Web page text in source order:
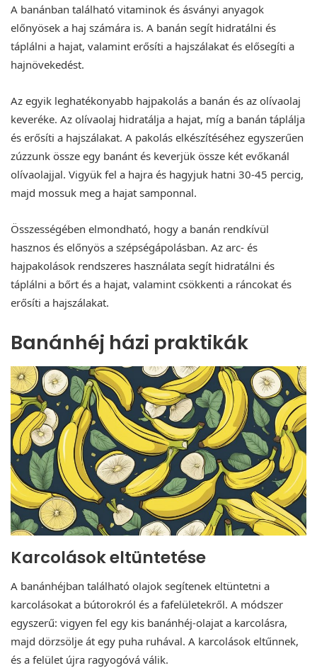
A banánban található vitaminok és ásványi anyagok
előnyösek a haj számára is. A banán segít hidratálni és
táplálni a hajat, valamint erősíti a hajszálakat és elősegíti a
hajnövekedést.
Az egyik leghatékonyabb hajpakolás a banán és az olívaolaj
keveréke. Az olívaolaj hidratálja a hajat, míg a banán táplálja
és erősíti a hajszálakat. A pakolás elkészítéséhez egyszerűen
zúzzunk össze egy banánt és keverjük össze két evőkanál
olívaolajjal. Vigyük fel a hajra és hagyjuk hatni 30-45 percig,
majd mossuk meg a hajat samponnal.
Összességében elmondható, hogy a banán rendkívül
hasznos és előnyös a szépségápolásban. Az arc- és
hajpakolások rendszeres használata segít hidratálni és
táplálni a bőrt és a hajat, valamint csökkenti a ráncokat és
erősíti a hajszálakat.
Banánhéj házi praktikák
Karcolások eltüntetése
A banánhéjban található olajok segítenek eltüntetni a
karcolásokat a bútorokról és a fafelületekről. A módszer
egyszerű: vigyen fel egy kis banánhéj-olajat a karcolásra,
majd dörzsölje át egy puha ruhával. A karcolások eltűnnek,
és a felület újra ragyogóvá válik.